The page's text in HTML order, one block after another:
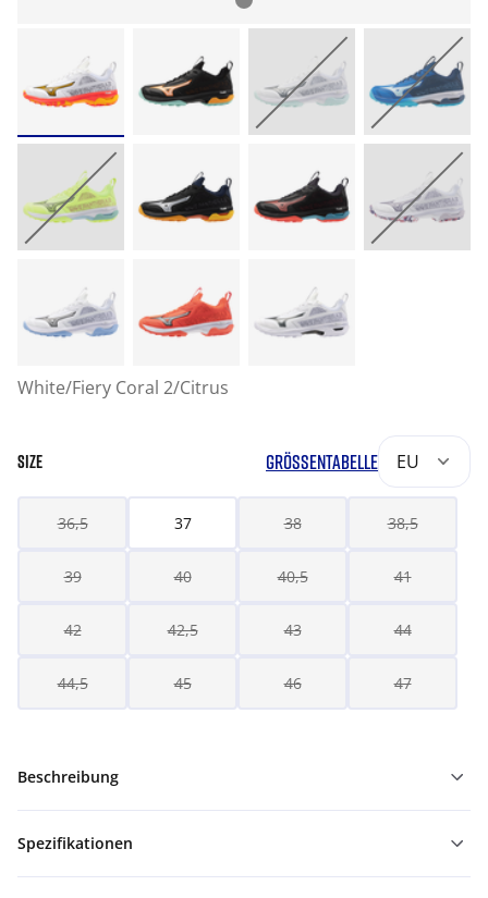
White/Fiery Coral 2/Citrus
SIZE GRÖSSENTABELLE EU
36,5 37 38 38,5
39 40 40,5 41
42 42,5 43 44
44,5 45 46 47
Beschreibung
Spezifikationen